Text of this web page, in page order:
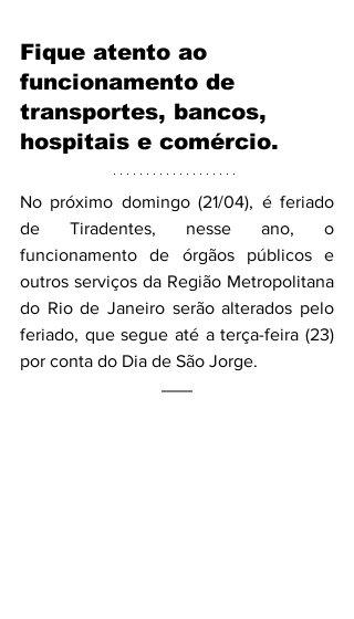
Fique atento ao
funcionamento de
transportes, bancos,
hospitais e comércio.
No próximo domingo (21/04), é feriado
de Tiradentes, nesse ano, o
funcionamento de órgãos públicos e
outros serviços da Região Metropolitana
do Rio de Janeiro serão alterados pelo
feriado, que segue até a terça-feira (23)
por conta do Dia de São Jorge.